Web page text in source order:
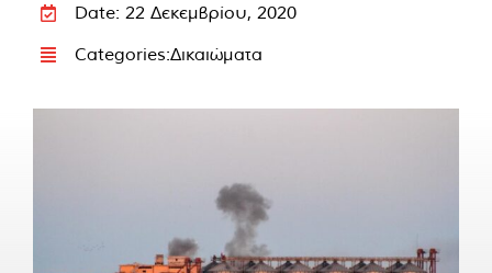
Date: 22 Δεκεμβρίου, 2020
Categories:Δικαιώματα